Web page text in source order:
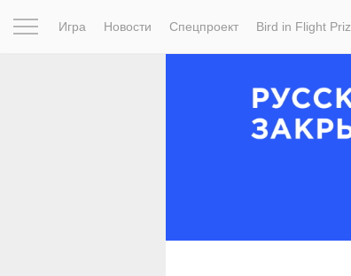
Игра Новости Спецпроект Bird in Flight